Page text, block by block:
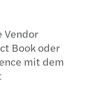
Vendor
Book oder
mit dem